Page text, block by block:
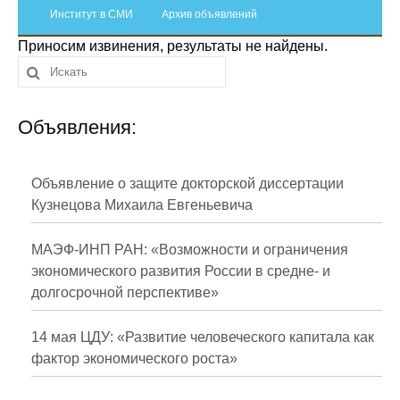
Отчетность
Противодействие коррупции
Материалы для СМИ
Публикации
Научная жизнь
Проблемы прогнозирования
О журнале
Номера журналов
Институт в СМИ Архив объявлений
Приносим извинения, результаты не найдены.
Объявления:
Объявление о защите докторской диссертации
Кузнецова Михаила Евгеньевича
МАЭФ-ИНП РАН: «Возможности и ограничения
экономического развития России в средне- и
долгосрочной перспективе»
14 мая ЦДУ: «Развитие человеческого капитала как
фактор экономического роста»